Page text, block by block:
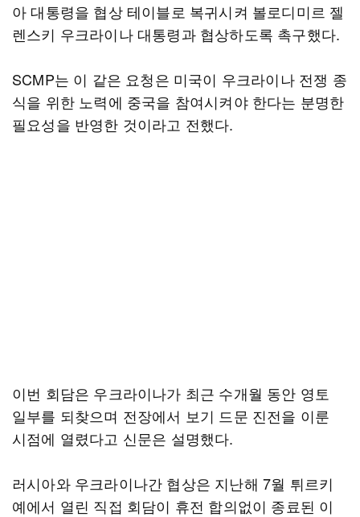
아 대통령을 협상 테이블로 복귀시켜 볼로디미르 젤
렌스키 우크라이나 대통령과 협상하도록 촉구했다.
SCMP는 이 같은 요청은 미국이 우크라이나 전쟁 종
식을 위한 노력에 중국을 참여시켜야 한다는 분명한
필요성을 반영한 것이라고 전했다.
이번 회담은 우크라이나가 최근 수개월 동안 영토
일부를 되찾으며 전장에서 보기 드문 진전을 이룬
시점에 열렸다고 신문은 설명했다.
러시아와 우크라이나간 협상은 지난해 7월 튀르키
예에서 열린 직접 회담이 휴전 합의없이 종료된 이